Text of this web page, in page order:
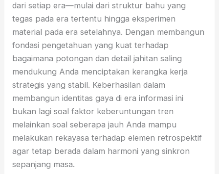
dari setiap era—mulai dari struktur bahu yang
tegas pada era tertentu hingga eksperimen
material pada era setelahnya. Dengan membangun
fondasi pengetahuan yang kuat terhadap
bagaimana potongan dan detail jahitan saling
mendukung Anda menciptakan kerangka kerja
strategis yang stabil. Keberhasilan dalam
membangun identitas gaya di era informasi ini
bukan lagi soal faktor keberuntungan tren
melainkan soal seberapa jauh Anda mampu
melakukan rekayasa terhadap elemen retrospektif
agar tetap berada dalam harmoni yang sinkron
sepanjang masa.